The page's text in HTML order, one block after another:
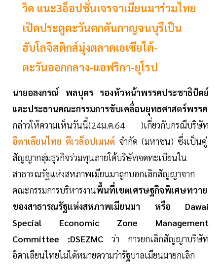
วิด แนะ3อ็อปชั่นเจรจาเมียนมาร่วมไทย
เปิดประตูตะวันตกดันกาญจนบุรีเป็น
ฮับโลจิสติกส์มุ่งตลาดเอเซียใต้-
ตะวันออกกลาง-แอฟริกา-ยุโรป
นายอลงกรณ์ พลบุตร รองหัวหน้าพรรคประชาธิปัตย์
และประธานคณะกรรมการขับเคลื่อนยุทธศาสตร์พรรค
กล่าวให้ความเห็นวันนี้(24ม.ค.64 )เกี่ยวกับกรณีบริษัท
อิตาเลียนไทย ดีเวล็อปเมนต์ จำกัด (มหาชน) ซึ่งเป็นคู่
สัญญากลุ่มธุรกิจร่วมทุนภายใต้บริษัทจดทะเบียนใน
สาธารณรัฐแห่งสหภาพเมียนมาถูกบอกเลิกสัญญาจาก
คณะกรรมการบริหารงานพื้นที่เขตเศรษฐกิจพิเศษทวาย
ของสาธารณรัฐแห่งสหภาพเมียนมา หรือ Dawai
Special Economic Zone Management
Committee :DSEZMC ว่า การยกเลิกสัญญาบริษัท
อิตาเลียนไทยไม่ได้หมายความว่ารัฐบาลเมียนมายกเลิก